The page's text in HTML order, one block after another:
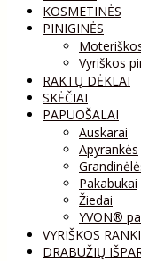
KOSMETINĖS
PINIGINĖS
Vyriškos
RAKTŲ DĖKLAI
SKĖČIAI
PAPUOŠALAI
Auskarai
Apyrankės
Pakabukai
Žiedai
YVON®
VYRIŠKOS
DRABUŽIŲ